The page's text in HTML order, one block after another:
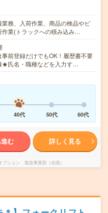
務、入荷作業、商品の検品やピ
作業(トラックへの積み込み…
前登録だけでもOK！履歴書不要
★氏名・職種などを入力す…
40代 50代 60代
む 詳しく見る
プション 製造事業部（全国）